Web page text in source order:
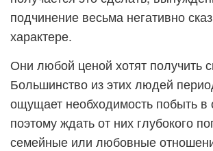
подчинение весьма негативно
характере.
Они любой ценой хотят получить
Большинство из этих людей
ощущает необходимость побыть в
поэтому ждать от них глубокого
семейные или любовные